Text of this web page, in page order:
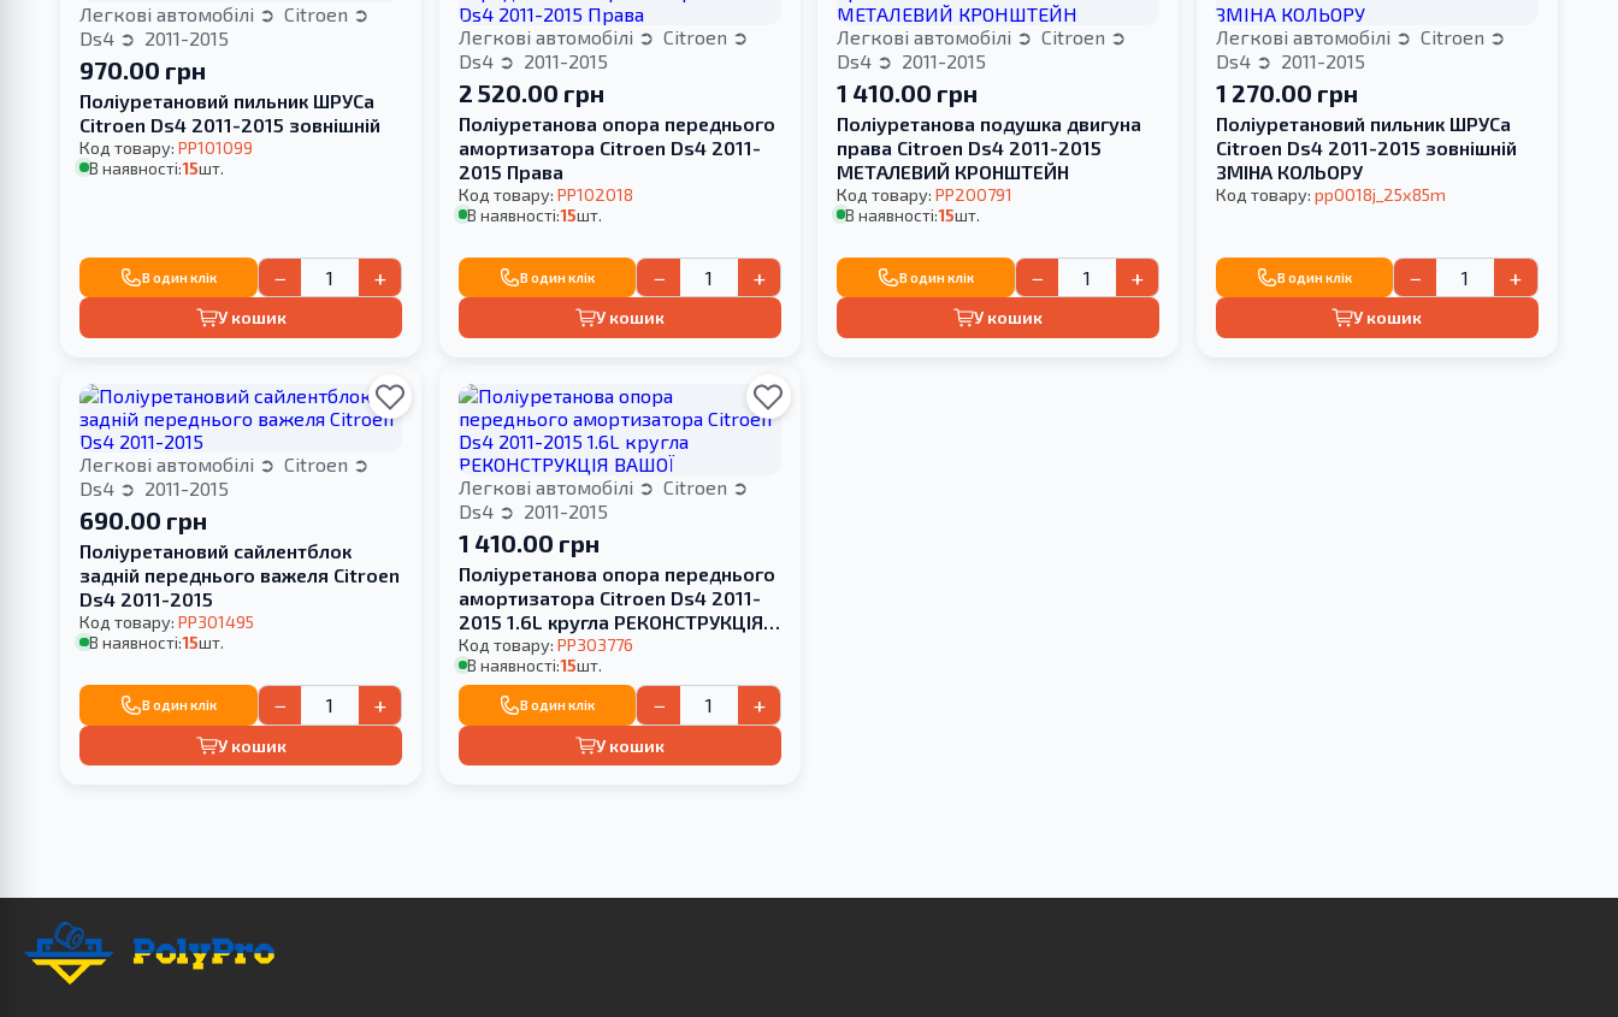
Легкові автомобілі
Citroen
Ds4
2011-2015
970.00 грн
Поліуретановий пильник ШРУСа
Citroen Ds4 2011-2015 зовнішній
Код товару:PP101099
В наявності:15шт.
В один клік − +
У кошик
Легкові автомобілі
Citroen
Ds4
2011-2015
2 520.00 грн
Поліуретанова опора переднього
амортизатора Citroen Ds4 2011-
2015 Права
Код товару: PP102018
В наявності:15шт.
В один клік − +
У кошик
Легкові автомобілі
Citroen
Ds4
2011-2015
1 410.00 грн
Поліуретанова подушка двигуна
права Citroen Ds4 2011-2015
МЕТАЛЕВИЙ КРОНШТЕЙН
Код товару:PP200791
В наявності:15шт.
В один клік − +
У кошик
Легкові автомобілі
Citroen
Ds4
2011-2015
1 270.00 грн
Поліуретановий пильник ШРУСа
Citroen Ds4 2011-2015 зовнішній
ЗМІНА КОЛЬОРУ
Код товару: pp0018j_25x85m
В один клік − +
У кошик
Легкові автомобілі
Citroen
Ds4
2011-2015
690.00 грн
Поліуретановий сайлентблок
задній переднього важеля Citroen
Ds4 2011-2015
Код товару:PP301495
В наявності:15шт.
В один клік − +
У кошик
Легкові автомобілі
Citroen
Ds4
2011-2015
1 410.00 грн
Поліуретанова опора переднього
амортизатора Citroen Ds4 2011-
2015 1.6L кругла РЕКОНСТРУКЦІЯ
ВАШОЇ
Код товару: PP303776
В наявності:15шт.
В один клік − +
У кошик